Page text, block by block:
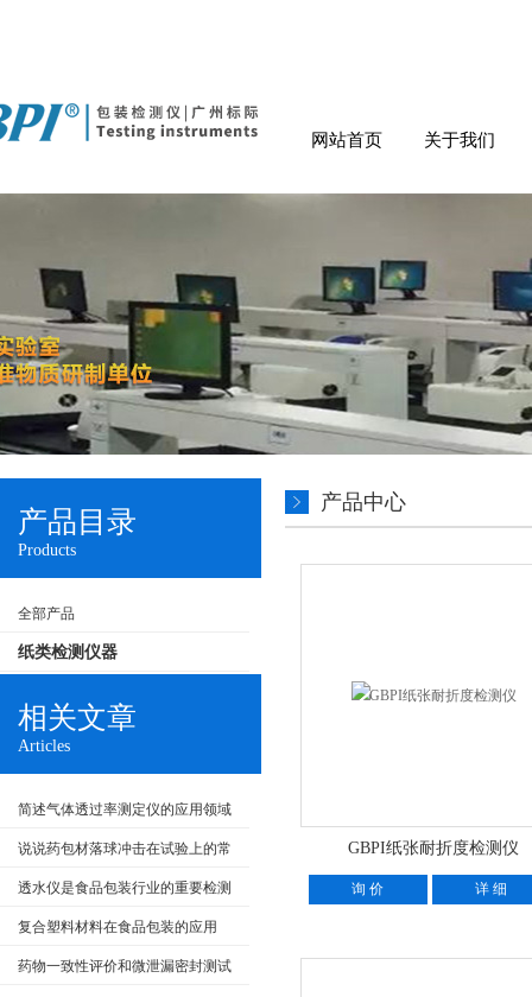
网站首页 关于我们
产品目录
Products
全部产品
纸类检测仪器
相关文章
Articles
简述气体透过率测定仪的应用领域
与检测意义
说说药包材落球冲击在试验上的常
见标准及注意事项
透水仪是食品包装行业的重要检测
设备复合塑料材料在食品包装的应用
药物一致性评价和微泄漏密封测试
产品中心
GBPI纸张耐折度检测仪
询 价 详 细